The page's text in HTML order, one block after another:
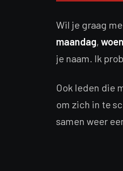
Wil je graag
maandag,
je naam. Ik
Ook leden die
om zich in te
samen weer